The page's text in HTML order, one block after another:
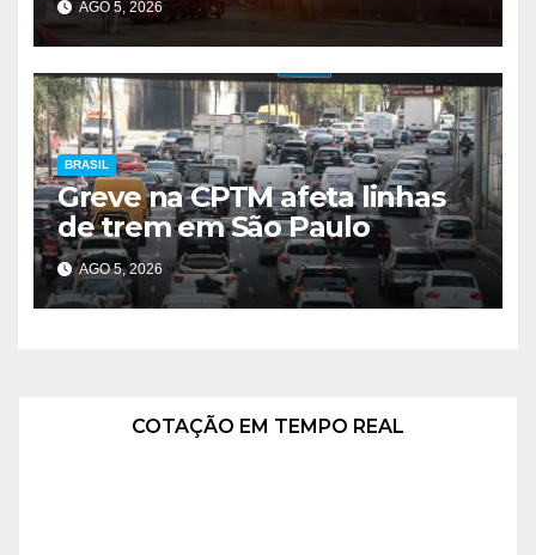
fábrica
AGO 5, 2026
BRASIL
Greve na CPTM afeta linhas
de trem em São Paulo
AGO 5, 2026
COTAÇÃO EM TEMPO REAL